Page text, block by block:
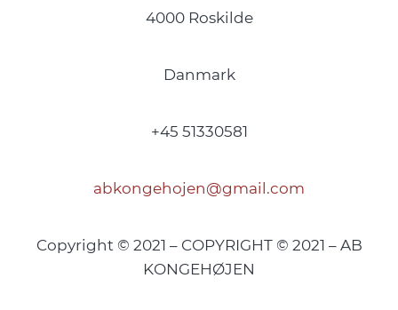
4000 Roskilde
Danmark
+45 51330581
abkongehojen@gmail.com
Copyright © 2021 – COPYRIGHT © 2021 – AB
KONGEHØJEN